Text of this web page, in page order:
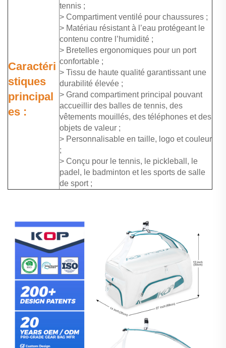
Caractéri
stiques
principal
es :
tennis ;
> Compartiment ventilé pour chaussures ;
> Matériau résistant à l’eau protégeant le
contenu contre l’humidité ;
> Bretelles ergonomiques pour un port
confortable ;
> Tissu de haute qualité garantissant une
durabilité élevée ;
> Grand compartiment principal pouvant
accueillir des balles de tennis, des
vêtements mouillés, des téléphones et des
objets de valeur ;
> Personnalisable en taille, logo et couleur
;
> Conçu pour le tennis, le pickleball, le
padel, le badminton et les sports de salle
de sport ;